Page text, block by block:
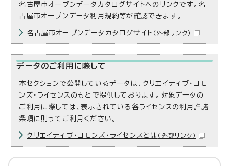
名古屋市オープンデータカタログサイトへのリンクです。名
古屋市オープンデータ利用規約等が確認できます。
名古屋市オープンデータカタログサイト （外部リンク）
データのご利用に際して
本セクションで公開しているデータは、クリエイティブ・コモ
ンズ・ライセンスのもとで提供しております。対象データの
ご利用に際しては、表示されている各ライセンスの利用許諾
条項に則ってご利用ください。
クリエイティブ・コモンズ・ライセンスとは （外部リンク）